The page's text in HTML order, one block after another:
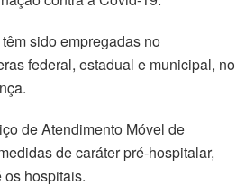
sido empregadas no
federal, estadual e municipal, no
de Atendimento Móvel de
de caráter pré-hospitalar,
hospitais.